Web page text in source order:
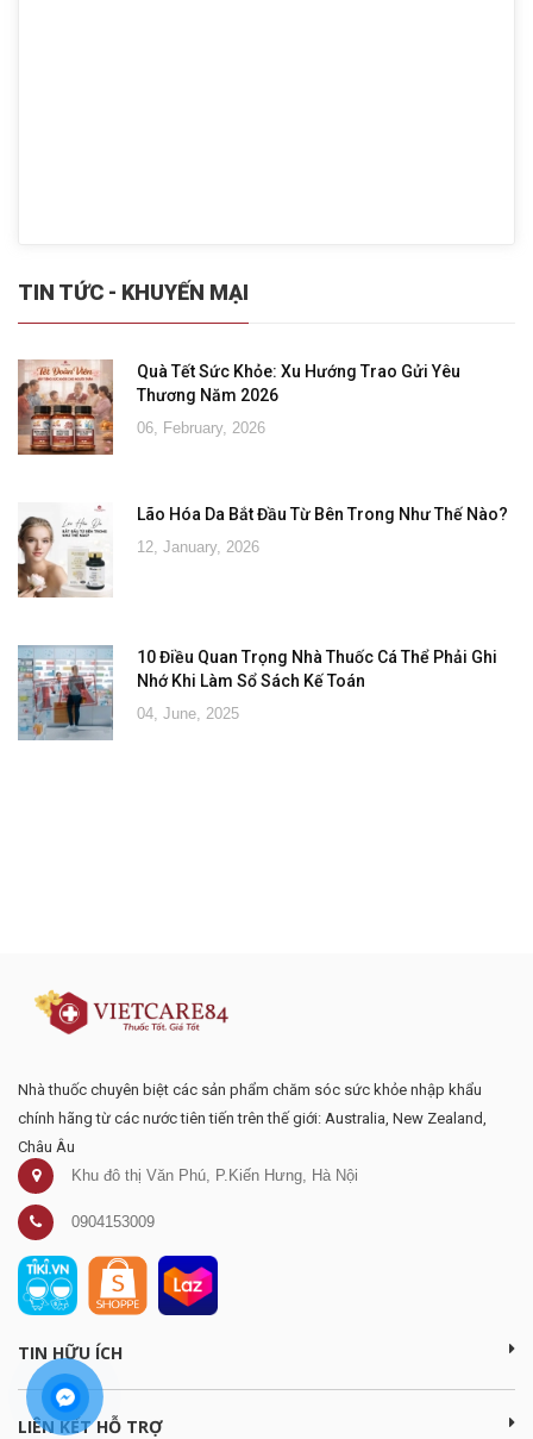
TIN TỨC - KHUYẾN MẠI
Quà Tết Sức Khỏe: Xu Hướng Trao Gửi Yêu
Thương Năm 2026
06, February, 2026
Lão Hóa Da Bắt Đầu Từ Bên Trong Như Thế Nào?
12, January, 2026
10 Điều Quan Trọng Nhà Thuốc Cá Thể Phải Ghi
Nhớ Khi Làm Sổ Sách Kế Toán
04, June, 2025
Nhà thuốc chuyên biệt các sản phẩm chăm sóc sức khỏe nhập khẩu
chính hãng từ các nước tiên tiến trên thế giới: Australia, New Zealand,
Châu Âu
Khu đô thị Văn Phú, P.Kiến Hưng, Hà Nội
0904153009
TIN HỮU ÍCH
LIÊN KẾT HỖ TRỢ